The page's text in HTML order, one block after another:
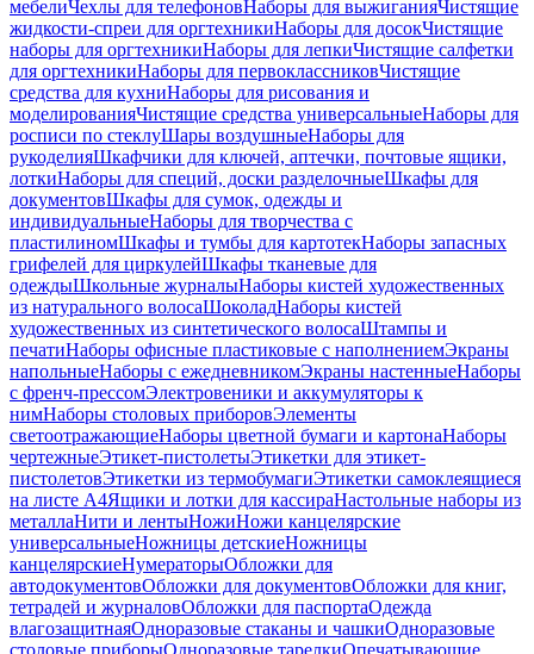
мебелиЧехлы для телефоновНаборы для выжиганияЧистящие
жидкости-спреи для оргтехникиНаборы для досокЧистящие
наборы для оргтехникиНаборы для лепкиЧистящие салфетки
для оргтехникиНаборы для первоклассниковЧистящие
средства для кухниНаборы для рисования и
моделированияЧистящие средства универсальныеНаборы для
росписи по стеклуШары воздушныеНаборы для
рукоделияШкафчики для ключей, аптечки, почтовые ящики,
лоткиНаборы для специй, доски разделочныеШкафы для
документовШкафы для сумок, одежды и
индивидуальныеНаборы для творчества с
пластилиномШкафы и тумбы для картотекНаборы запасных
грифелей для циркулейШкафы тканевые для
одеждыШкольные журналыНаборы кистей художественных
из натурального волосаШоколадНаборы кистей
художественных из синтетического волосаШтампы и
печатиНаборы офисные пластиковые с наполнениемЭкраны
напольныеНаборы с ежедневникомЭкраны настенныеНаборы
с френч-прессомЭлектровеники и аккумуляторы к
нимНаборы столовых приборовЭлементы
светоотражающиеНаборы цветной бумаги и картонаНаборы
чертежныеЭтикет-пистолетыЭтикетки для этикет-
пистолетовЭтикетки из термобумагиЭтикетки самоклеящиеся
на листе А4Ящики и лотки для кассираНастольные наборы из
металлаНити и лентыНожиНожи канцелярские
универсальныеНожницы детскиеНожницы
канцелярскиеНумераторыОбложки для
автодокументовОбложки для документовОбложки для книг,
тетрадей и журналовОбложки для паспортаОдежда
влагозащитнаяОдноразовые стаканы и чашкиОдноразовые
столовые приборыОдноразовые тарелкиОпечатывающие